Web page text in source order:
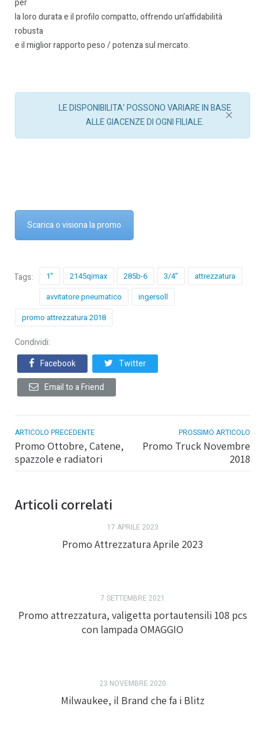
per
la loro durata e il profilo compatto, offrendo un’affidabilità
robusta
e il miglior rapporto peso / potenza sul mercato.
LE DISPONIBILITA’ POSSONO VARIARE IN BASE
ALLE GIACENZE DI OGNI FILIALE.
Scarica o visiona la promo
Tags: 1" 2145qimax 285b-6 3/4"
attrezzatura
avvitatore pneumatico
ingersoll
promo attrezzatura 2018
Condividi:
Facebook
Twitter
Email to a Friend
ARTICOLO PRECEDENTE
Promo Ottobre, Catene,
spazzole e radiatori
PROSSIMO ARTICOLO
Promo Truck Novembre
2018
Articoli correlati
17 APRILE 2023
Promo Attrezzatura Aprile 2023
7 SETTEMBRE 2021
Promo attrezzatura, valigetta portautensili 108 pcs
con lampada OMAGGIO
23 NOVEMBRE 2020
Milwaukee, il Brand che fa i Blitz